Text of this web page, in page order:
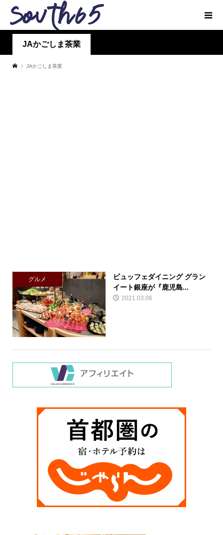
JAかごしま茶業
JAかごしま茶業
グルメ
ビュッフェダイニング グラン
イート銀座が『鹿児島...
2021.03.06